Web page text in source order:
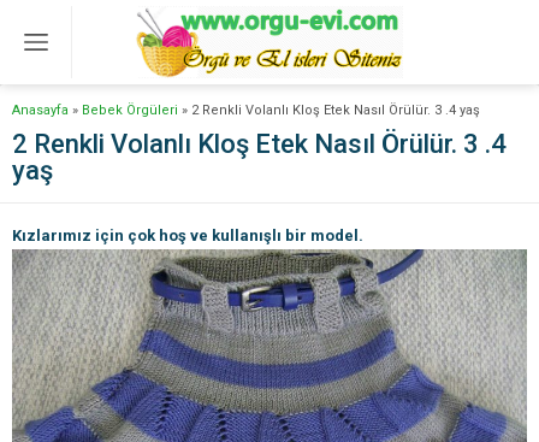
Anasayfa » Bebek Örgüleri » 2 Renkli Volanlı Kloş Etek Nasıl Örülür. 3 .4 yaş
2 Renkli Volanlı Kloş Etek Nasıl Örülür. 3 .4
yaş
Kızlarımız için çok hoş ve kullanışlı bir model.